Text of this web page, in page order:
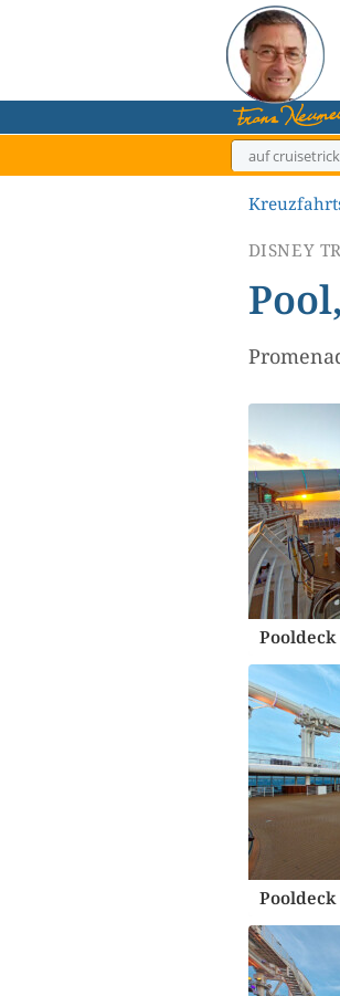
DISNEY
Pooldeck
Pooldeck